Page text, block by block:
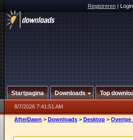
Registreren|
Startpagina Downloads Top
8/7/2026 7:41:51 AM
AfterDawn > Downloads > Desktop > Overige